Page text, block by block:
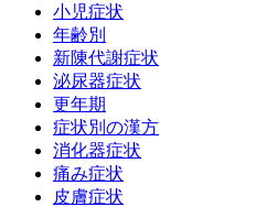
小児症状
年齢別
新陳代謝症状
泌尿器症状
更年期
症状別の漢方
消化器症状
痛み症状
皮膚症状